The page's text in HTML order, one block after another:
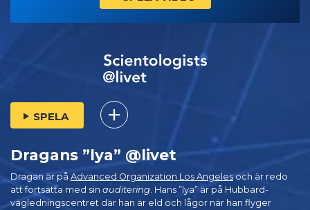
SPELA
Dragans ”lya” @livet
Dragan är på Advanced Organization Los Angeles och är redo
att fortsätta med sin auditering. Hans ”lya” är på Hubbard-
vägledningscentret där han är eld och lågor när han flyger